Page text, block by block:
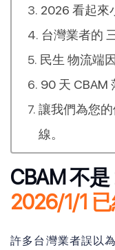
民生 物流
讓我們為您的供應鏈， 找
線。
CBAM 不
2026/1/1
許多台灣業者誤以